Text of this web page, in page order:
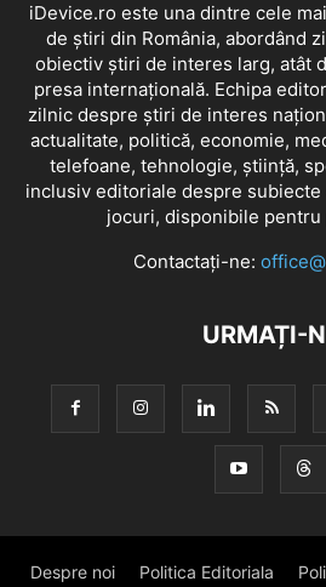
iDevice.ro este una dintre cele
de știri din România, abordând
obiectiv știri de interes larg, atât
presa internațională. Echipa
zilnic despre știri de interes
actualitate, politică, economie,
telefoane, tehnologie, știință,
inclusiv editoriale despre
jocuri, disponibile pentru
Contactați-ne:
URMAȚI-
Despre noi Politica Editoriala